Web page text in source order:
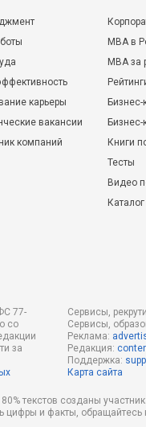
карьеры
вакансии
компаний
MBA в
MBA
Бизнес-
Книги
Тесты
Видео
77-
со
за
Сервисы,
Сервисы,
Реклама:
Редакция:
Поддержка:
Карта сайта
текстов созданы
цифры и факты,